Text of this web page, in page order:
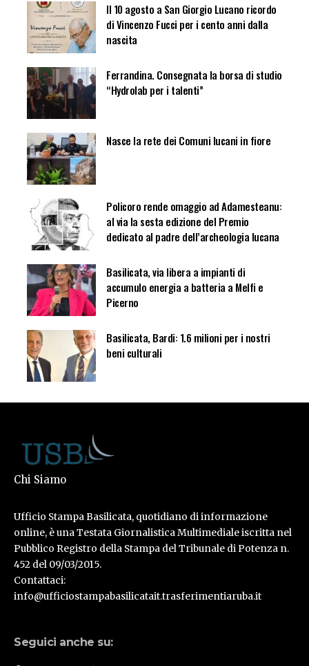
Il 10 agosto a San Giorgio Lucano ricordo
di Vincenzo Fucci per i cento anni dalla
nascita
Ferrandina. Consegnata la borsa di studio
“Hydrolab per i talenti”
Nasce la rete dei Comuni lucani in fiore
Policoro rende omaggio ad Adamesteanu:
al via la sesta edizione del Premio
dedicato al padre dell’archeologia lucana
Basilicata, via libera a impianti di
accumulo energia a batteria a Melfi e
Picerno
Basilicata, Bardi: 1.6 milioni per i nostri
beni culturali
Chi Siamo
Ufficio Stampa Basilicata, quotidiano di informazione
online, è una Testata Giornalistica Multimediale iscritta nel
Pubblico Registro della Stampa del Tribunale di Potenza n.
452 del 09/03/2015.
Contattaci:
info@ufficiostampabasilicatait.trasferimentiaruba.it
Seguici anche su: